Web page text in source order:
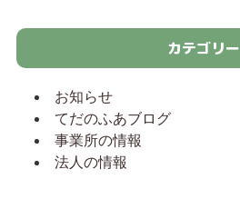
カテゴリー
お知らせ
てだのふあブログ
事業所の情報
法人の情報